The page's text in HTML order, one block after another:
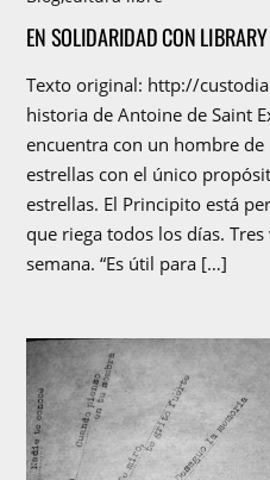
EN SOLIDARIDAD CON
Texto original: http://
historia de Antoine de Saint
encuentra con un hombre
estrellas con el único
estrellas. El Principito está
que riega todos los días.
semana. “Es útil para […]